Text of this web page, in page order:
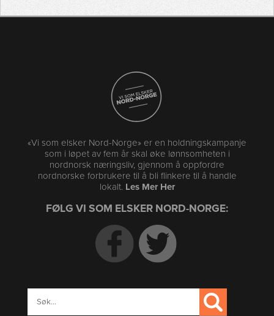
«Vi som elsker Nord-Norge» er en holdningskampanje
som i løpet av fem år skal øke lønnsomheten i
nordnorsk næringsliv, gjennom å oppfordre
nordnorske forbrukere til å bli flinkere til å handle
lokalt. Les Mer Her
FØLG VI SOM ELSKER NORD-NORGE: